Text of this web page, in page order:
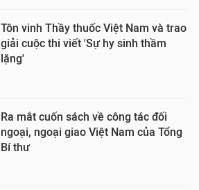
Tôn vinh Thầy thuốc Việt Nam và trao
giải cuộc thi viết 'Sự hy sinh thầm
lặng'
Ra mắt cuốn sách về công tác đối
ngoại, ngoại giao Việt Nam của Tổng
Bí thư